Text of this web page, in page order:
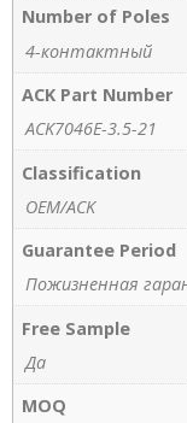
Number of Poles
4-контактный
ACK Part Number
ACK7046E-3.5-21
Classification
OEM/ACK
Guarantee Period
Пожизненная
Free Sample
Да
MOQ